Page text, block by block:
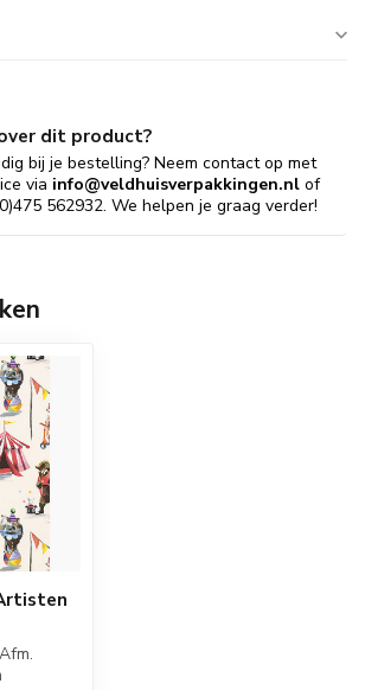
dit product?
bij je bestelling? Neem contact op met
via info@veldhuisverpakkingen.nl of
562932. We helpen je graag verder!